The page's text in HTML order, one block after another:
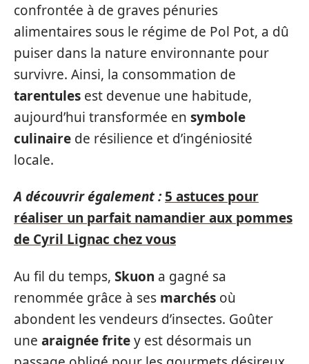
confrontée à de graves pénuries
alimentaires sous le régime de Pol Pot, a dû
puiser dans la nature environnante pour
survivre. Ainsi, la consommation de
tarentules est devenue une habitude,
aujourd’hui transformée en symbole
culinaire de résilience et d’ingéniosité
locale.
A découvrir également : 5 astuces pour
réaliser un parfait namandier aux pommes
de Cyril Lignac chez vous
Au fil du temps, Skuon a gagné sa
renommée grâce à ses marchés où
abondent les vendeurs d’insectes. Goûter
une araignée fritey est désormais un